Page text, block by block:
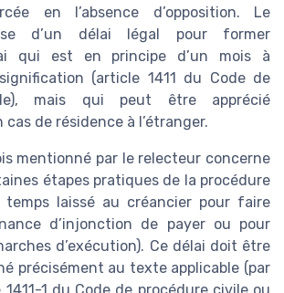
en l’absence d’opposition. Le
d’un délai légal pour former
qui est en principe d’un mois à
(article 1411 du Code de
mais qui peut être apprécié
de résidence à l’étranger.
mentionné par le relecteur concerne
étapes pratiques de la procédure
temps laissé au créancier pour faire
d’injonction de payer ou pour
d’exécution). Ce délai doit être
précisément au texte applicable (par